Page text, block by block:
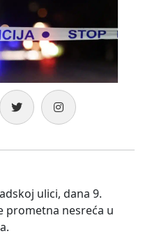
ulici, dana 9.
prometna nesreća u